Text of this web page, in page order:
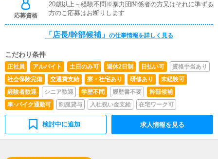
応募資格
20歳以上～経験不問※暴力団関係者の方又はそれに準ずる
方のご応募はお断りします
「店長/幹部候補」 の仕事情報を詳しく見る
こだわり条件
正社員 アルバイト 土日のみ可 週休2日制 日払い可
資格手当あり
社会保険完備
交通費支給 寮・社宅あり 研修あり
未経験可
経験者歓迎
シニア歓迎 学歴不問 履歴書不要
幹部候補
車･バイク通勤可
制服貸与 入社祝い金支給 在宅ワーク可
検討中に追加 求人情報を見る